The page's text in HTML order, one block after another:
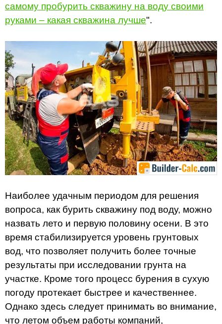
самому пробурить скважину на воду своими
руками – какая скважина лучше".
Наиболее удачным периодом для решения
вопроса, как бурить скважину под воду, можно
назвать лето и первую половину осени. В это
время стабилизируется уровень грунтовых
вод, что позволяет получить более точные
результаты при исследовании грунта на
участке. Кроме того процесс бурения в сухую
погоду протекает быстрее и качественнее.
Однако здесь следует принимать во внимание,
что летом объем работы компаний,